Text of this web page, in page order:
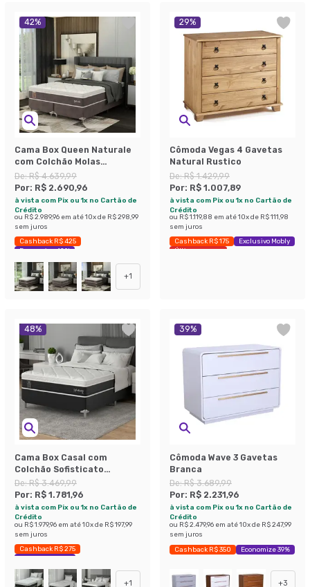
42%
Cama Box Queen Naturale
com Colchão Molas
Ensacadas (67x158x198)
Marrom e Branca
De:R$ 4.639,99
Por: R$ 2.690,96
à vista com Pix ou 1x no Cartão de
Crédito
ou R$ 2.989,96 em até10x de R$ 298,99
sem juros
Cashback R$ 425
Economize 42%
+1
29%
Cômoda Vegas 4 Gavetas
Natural Rustico
De:R$ 1.429,99
Por: R$ 1.007,89
à vista com Pix ou 1x no Cartão de
Crédito
ou R$ 1.119,88 em até10x de R$ 111,98
sem juros
Cashback R$ 175
Exclusivo Mobly
Últimas peças
48%
Cama Box Casal com
Colchão Sofisticato
(65x138x188) Grafite e
Branco
De:R$ 3.469,99
Por: R$ 1.781,96
à vista com Pix ou 1x no Cartão de
Crédito
ou R$ 1.979,96 em até10x de R$ 197,99
sem juros
Cashback R$ 275
Economize 48%
+1
39%
Cômoda Wave 3 Gavetas
Branca
De:R$ 3.689,99
Por: R$ 2.231,96
à vista com Pix ou 1x no Cartão de
Crédito
ou R$ 2.479,96 em até10x de R$ 247,99
sem juros
Cashback R$ 350 Economize 39%
+3